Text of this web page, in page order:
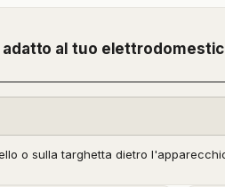
al tuo
o sulla targhetta dietro